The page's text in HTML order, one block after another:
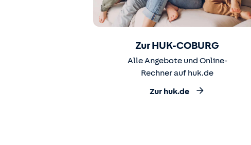
Zur HUK-COBURG
Alle Angebote und Online-
Rechner auf huk.de
Zur huk.de